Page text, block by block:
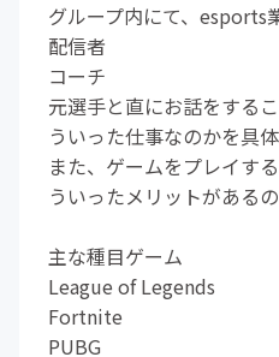
グループ内にて、esports
配信者
コーチ
元選手と直にお話をする
ういった仕事なのかを具
また、ゲームをプレイす
ういったメリットがある
主な種目ゲーム
League of Legends
Fortnite
PUBG